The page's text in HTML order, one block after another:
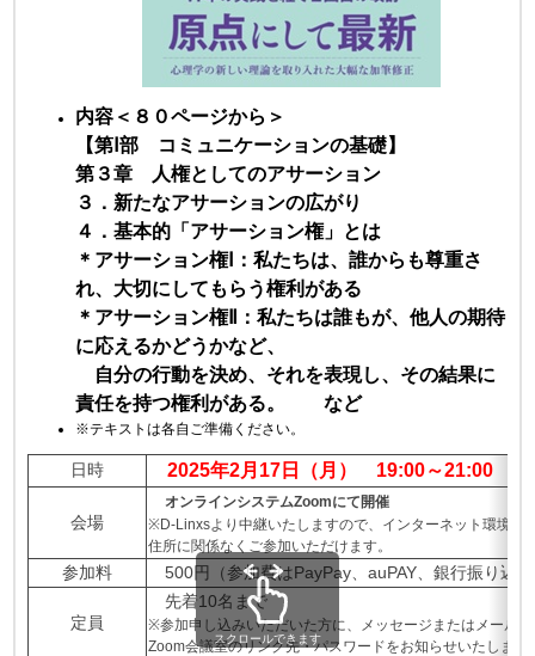
内容＜８０ページから＞
【第Ⅰ部 コミュニケーションの基礎】
第３章 人権としてのアサーション
３．新たなアサーションの広がり
４．基本的「アサーション権」とは
＊アサーション権Ⅰ：私たちは、誰からも尊重さ
れ、大切にしてもらう権利がある
＊アサーション権Ⅱ：私たちは誰もが、他人の期待
に応えるかどうかなど、
自分の行動を決め、それを表現し、その結果に
責任を持つ権利がある。 など
※テキストは各自ご準備ください。
日時 2025年2月17日（月） 19:00～21:00
会場
オンラインシステムZoomにて開催
※D-Linxsより中継いたしますので、インターネット環境が
住所に関係なくご参加いただけます。
参加料 500円（参加費はPayPay、auPAY、銀行振り込
定員
先着10名まで
※参加申し込みいただいた方に、メッセージまたはメール
Zoom会議室のリンク先・パスワードをお知らせいたします
スクロールできます